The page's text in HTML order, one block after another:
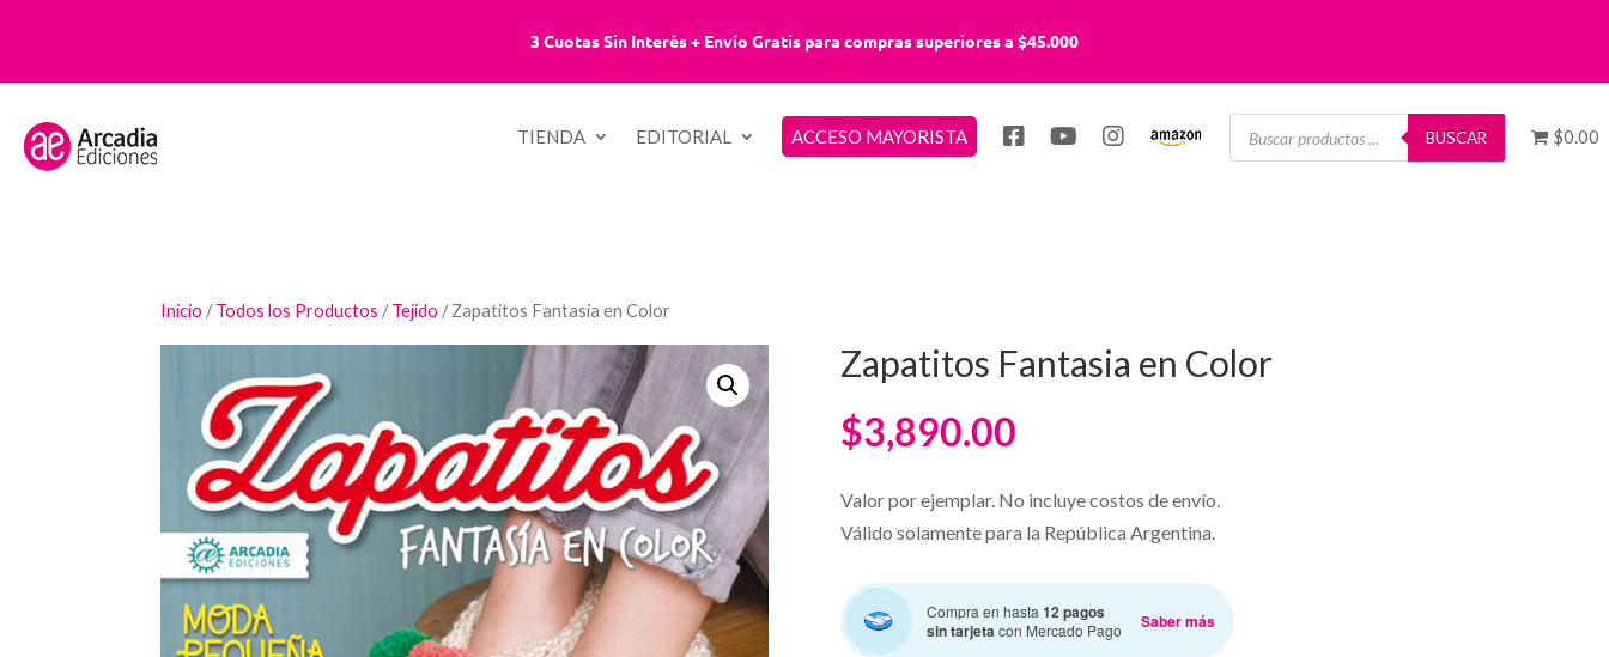
3 Cuotas Sin Interés + Envío Gratis para compras superiores a $45.000
TIENDA EDITORIAL ACCESO MAYORISTA
Búsqueda
productos
BUSCAR $0.00
Inicio /Todos los Productos /Tejido / Zapatitos Fantasia en Color
Zapatitos Fantasia en Color
$3,890.00
Valor por ejemplar. No incluye costos de envío.
Válido solamente para la República Argentina.
Compra en hasta12 pagos
sin tarjetacon Mercado Pago Saber más